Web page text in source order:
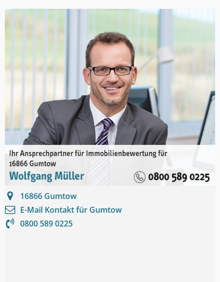
16866 Gumtow
E-Mail Kontakt für Gumtow
0800 589 0225